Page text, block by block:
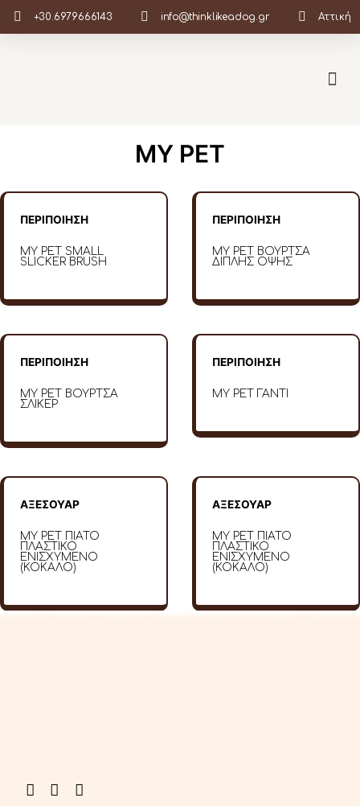
+30.6979666143 info@thinklikeadog.gr Αττική
MY PET
ΠΕΡΙΠΟΙΗΣΗ
MY PET SMALL
SLICKER BRUSH
ΠΕΡΙΠΟΙΗΣΗ
MY PET ΒΟΥΡΤΣΑ
ΔΙΠΛΗΣ ΟΨΗΣ
ΠΕΡΙΠΟΙΗΣΗ
MY PET ΒΟΥΡΤΣΑ
ΣΛΙΚΕΡ
ΠΕΡΙΠΟΙΗΣΗ
MY PET ΓΑΝΤΙ
ΑΞΕΣΟΥΑΡ
MY PET ΠΙΑΤΟ
ΠΛΑΣΤΙΚΟ
ΕΝΙΣΧΥΜΕΝΟ
(ΚΟΚΑΛΟ)
ΑΞΕΣΟΥΑΡ
MY PET ΠΙΑΤΟ
ΠΛΑΣΤΙΚΟ
ΕΝΙΣΧΥΜΕΝΟ
(ΚΟΚΑΛΟ)